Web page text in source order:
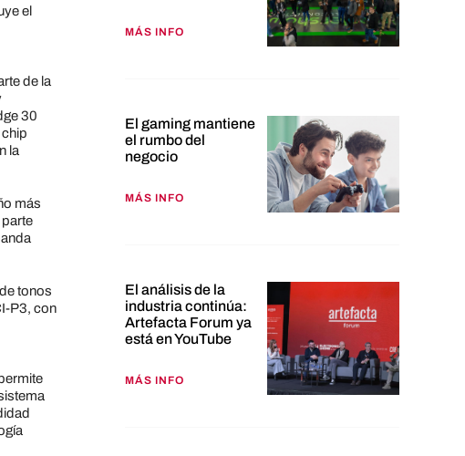
el
de la
30
la
más
tonos
P3, con
MÁS INFO
El gaming mantiene
el rumbo del
negocio
MÁS INFO
El análisis de la
industria continúa:
Artefacta Forum ya
está en YouTube
MÁS INFO